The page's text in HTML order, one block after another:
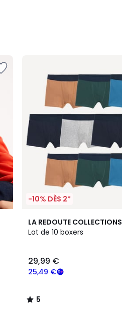
-10% DÈS 2*
LA REDOUTE COLLECTIONS
Lot de 10 boxers
25,49 €
29,99 €
5
/
5
/